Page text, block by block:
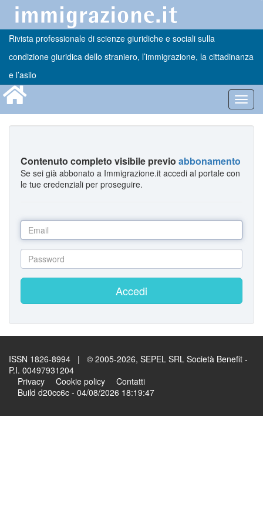
Rivista professionale di scienze giuridiche e sociali sulla
condizione giuridica dello straniero, l’immigrazione, la cittadinanza
e l’asilo
Contenuto completo visibile previo abbonamento
Se sei già abbonato a Immigrazione.it accedi al portale con
le tue credenziali per proseguire.
Accedi
ISSN 1826-8994 | © 2005-2026, SEPEL SRL Società Benefit -
P.I. 00497931204
Privacy
Cookie policy
Contatti
Build d20cc6c - 04/08/2026 18:19:47